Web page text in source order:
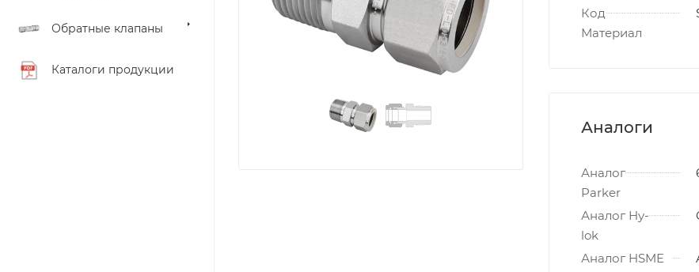
Обратные клапаны
Каталоги продукции
Код
Материал
Аналоги
Аналог
Parker
Аналог Hy-
lok
Аналог HSME